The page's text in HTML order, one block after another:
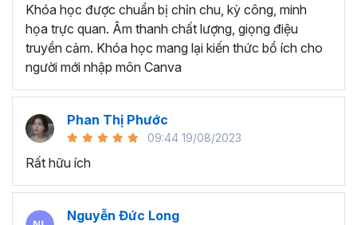
Khóa học được chuẩn bị chỉn chu, kỳ công, minh
họa trực quan. Âm thanh chất lượng, giọng điệu
truyền cảm. Khóa học mang lại kiến thức bổ ích cho
người mới nhập môn Canva
Phan Thị Phước
09:44 19/08/2023
Rất hữu ích
Nguyễn Đức Long